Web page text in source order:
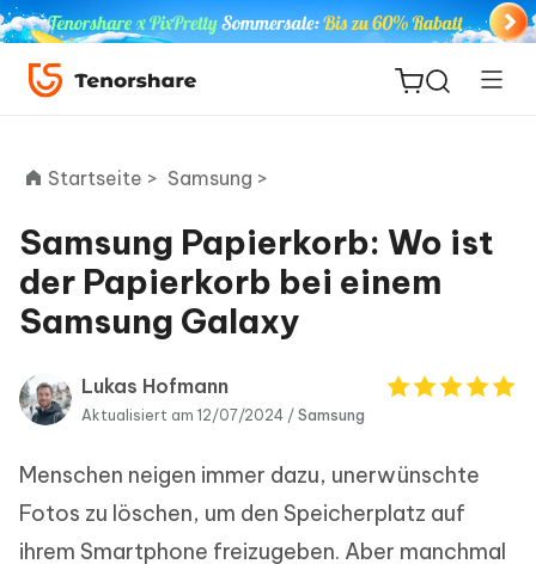
ReiBoot
for iOS
PDF
Editor
Neu
iAnyGo
Startseite > Samsung >
Samsung Papierkorb: Wo ist
der Papierkorb bei einem
Samsung Galaxy
Lukas Hofmann
Aktualisiert am 12/07/2024 / Samsung
Menschen neigen immer dazu, unerwünschte
Fotos zu löschen, um den Speicherplatz auf
ihrem Smartphone freizugeben. Aber manchmal